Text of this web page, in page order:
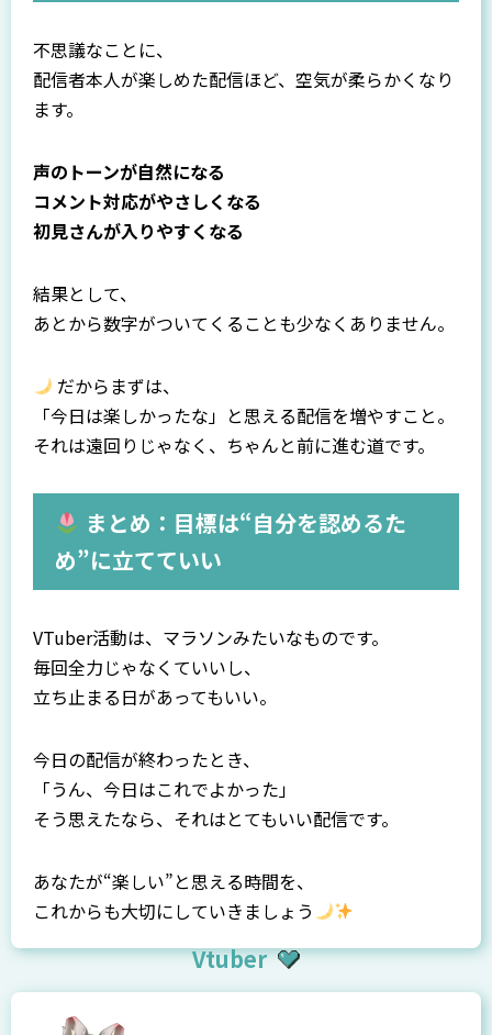
不思議なことに、
配信者本人が楽しめた配信ほど、空気が柔らかくなり
ます。
声のトーンが自然になる
コメント対応がやさしくなる
初見さんが入りやすくなる
結果として、
あとから数字がついてくることも少なくありません。
だからまずは、
「今日は楽しかったな」と思える配信を増やすこと。
それは遠回りじゃなく、ちゃんと前に進む道です。
まとめ：目標は“自分を認めるた
め”に立てていい
VTuber活動は、マラソンみたいなものです。
毎回全力じゃなくていいし、
立ち止まる日があってもいい。
今日の配信が終わったとき、
「うん、今日はこれでよかった」
そう思えたなら、それはとてもいい配信です。
あなたが“楽しい”と思える時間を、
これからも大切にしていきましょう
Vtuber